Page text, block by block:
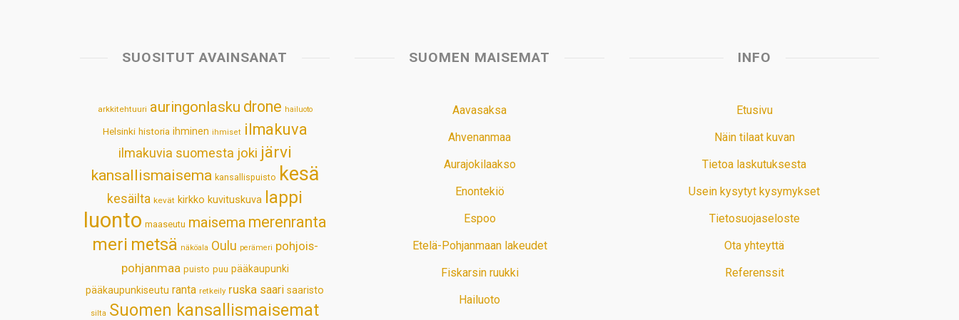
SUOSITUT AVAINSANAT
arkkitehtuuri auringonlasku drone hailuoto
Helsinki historia ihminen ihmiset ilmakuva
ilmakuvia suomesta joki järvi
kansallismaisema kansallispuisto kesä
kesäilta kevät kirkko kuvituskuva lappi
luonto maaseutu maisema merenranta
meri metsä näköala Oulu perämeri pohjois-
pohjanmaa puisto puu pääkaupunki
pääkaupunkiseutu ranta retkeily ruska saari saaristo
silta Suomen kansallismaisemat
SUOMEN MAISEMAT
Aavasaksa
Ahvenanmaa
Aurajokilaakso
Enontekiö
Espoo
Etelä-Pohjanmaan lakeudet
Fiskarsin ruukki
Hailuoto
INFO
Etusivu
Näin tilaat kuvan
Tietoa laskutuksesta
Usein kysytyt kysymykset
Tietosuojaseloste
Ota yhteyttä
Referenssit